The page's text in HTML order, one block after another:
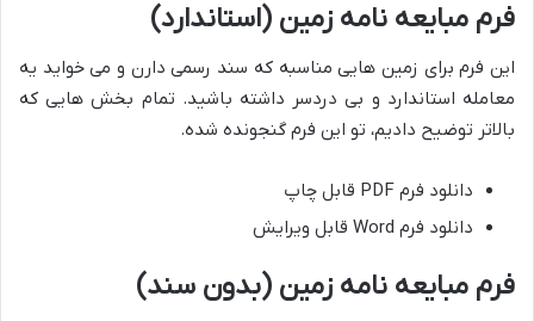
فرم مبایعه نامه زمین (استاندارد)
این فرم برای زمین هایی مناسبه که سند رسمی دارن و می خواید یه
معامله استاندارد و بی دردسر داشته باشید. تمام بخش هایی که
بالاتر توضیح دادیم، تو این فرم گنجونده شده.
دانلود فرم PDF قابل چاپ
دانلود فرم Word قابل ویرایش
فرم مبایعه نامه زمین (بدون سند)